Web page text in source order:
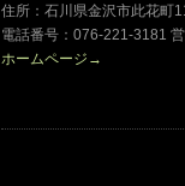
住所：石川県金沢市此花町
電話番号：076-221-3181
ホームページ→